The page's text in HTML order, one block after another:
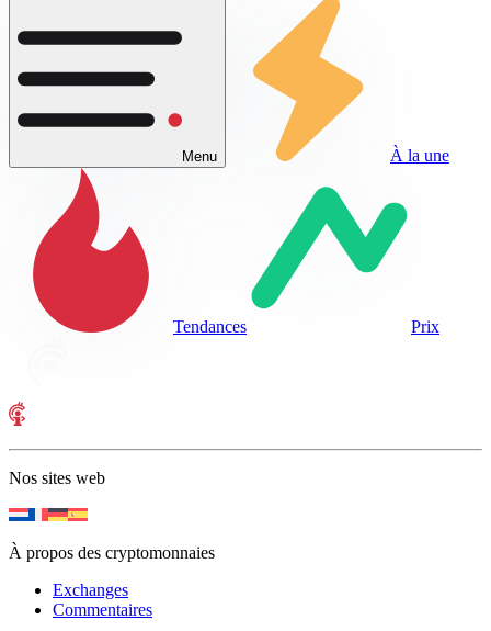
Menu À la une
Tendances Prix
Nos sites web
À propos des cryptomonnaies
Exchanges
Commentaires